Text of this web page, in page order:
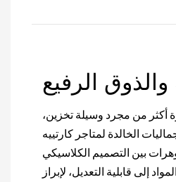
والذوق الرفيع
أكثر من مجرد وسيلة تخزين،
الخالدة لمتاجر كارتييه
بين التصميم الكلاسيكي
إلى قابلية التعديل، لإبراز